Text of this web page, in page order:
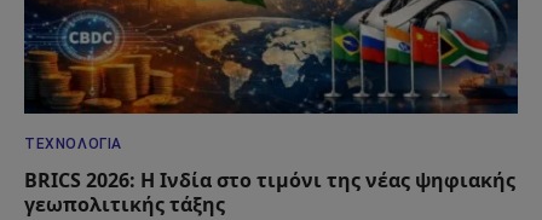
ΤΕΧΝΟΛΟΓΊΑ
BRICS 2026: Η Ινδία στο τιμόνι της νέας ψηφιακής
γεωπολιτικής τάξης